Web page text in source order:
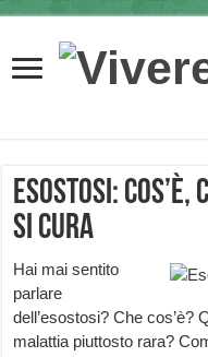
Esostosi: cos’è,
si cura
Hai mai sentito
parlare
dell’esostosi? Che cos’è?
malattia piuttosto rara?